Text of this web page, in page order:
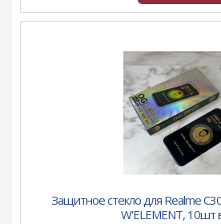
Защитное стекло для Realme
W'ELEMENT, 10шт